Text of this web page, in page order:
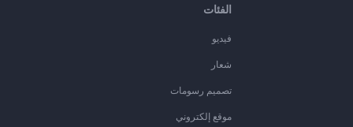
الفئات
فيديو
شعار
تصميم رسومات
موقع إلكتروني